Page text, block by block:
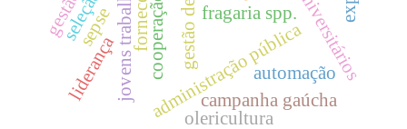
cooperação
administração pública
campanha gaúcha
fragaria spp.
olericultura
liderança
sepse
automação
universitários
seleção.